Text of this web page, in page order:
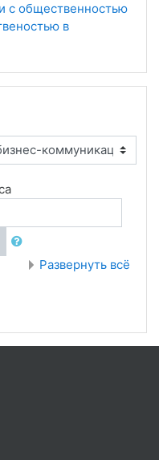
с общественностью
в
Развернуть всё